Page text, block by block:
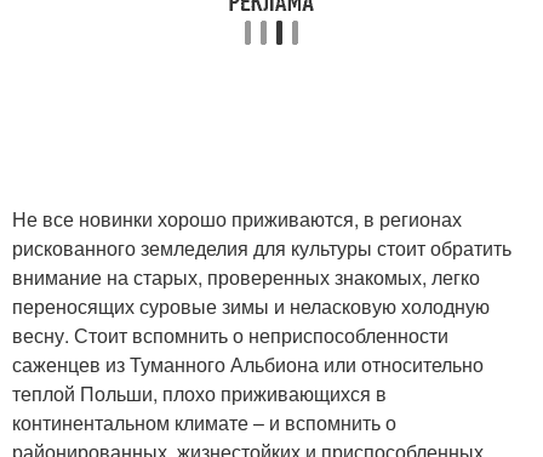
Не все новинки хорошо приживаются, в регионах
рискованного земледелия для культуры стоит обратить
внимание на старых, проверенных знакомых, легко
переносящих суровые зимы и неласковую холодную
весну. Стоит вспомнить о неприспособленности
саженцев из Туманного Альбиона или относительно
теплой Польши, плохо приживающихся в
континентальном климате – и вспомнить о
районированных, жизнестойких и приспособленных.